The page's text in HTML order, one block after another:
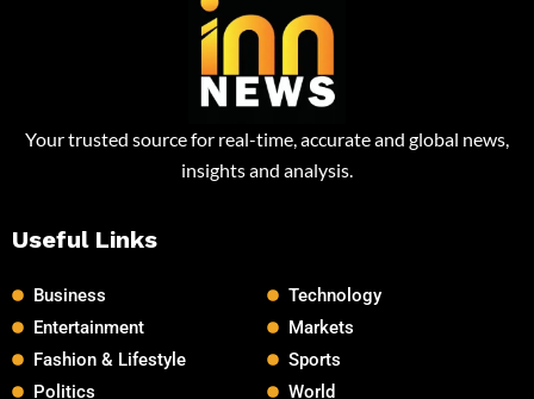
Your trusted source for real-time, accurate and global news,
insights and analysis.
Useful Links
Business
Entertainment
Fashion & Lifestyle
Politics
Technology
Markets
Sports
World